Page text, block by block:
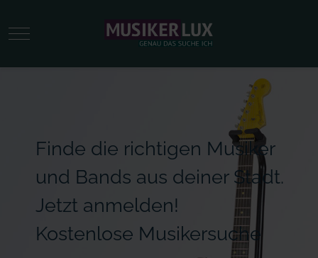
Mobile Menu Toggle
Finde die richtigen Musiker
und Bands aus deiner Stadt.
Jetzt anmelden!
Kostenlose Musikersuche